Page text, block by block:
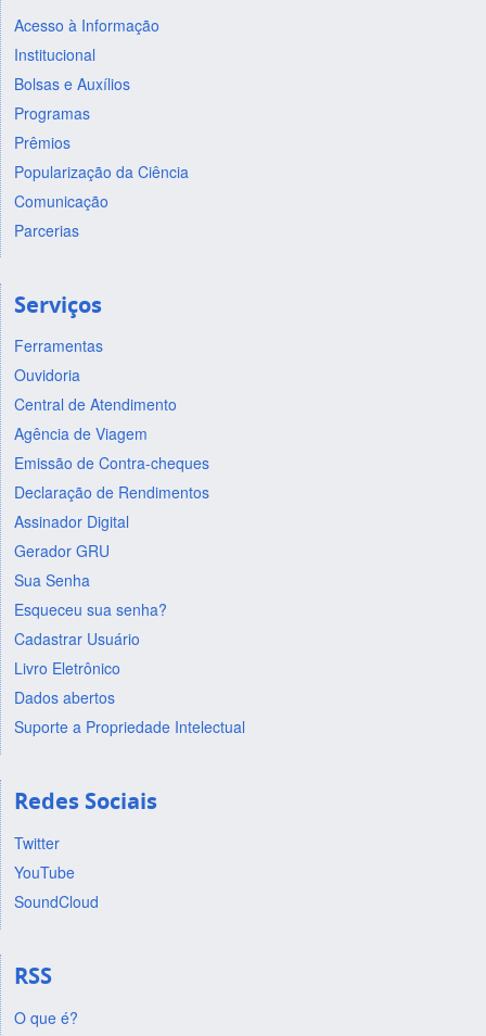
Acesso à Informação
Institucional
Bolsas e Auxílios
Programas
Prêmios
Popularização da Ciência
Comunicação
Parcerias
Serviços
Ferramentas
Ouvidoria
Central de Atendimento
Agência de Viagem
Emissão de Contra-cheques
Declaração de Rendimentos
Assinador Digital
Gerador GRU
Sua Senha
Esqueceu sua senha?
Cadastrar Usuário
Livro Eletrônico
Dados abertos
Suporte a Propriedade Intelectual
Redes Sociais
Twitter
YouTube
SoundCloud
RSS
O que é?